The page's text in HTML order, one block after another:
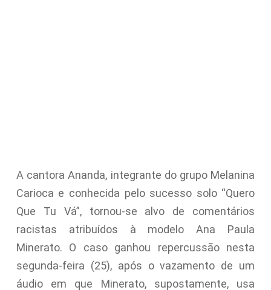
A cantora Ananda, integrante do grupo Melanina
Carioca e conhecida pelo sucesso solo “Quero
Que Tu Vá”, tornou-se alvo de comentários
racistas atribuídos à modelo Ana Paula
Minerato. O caso ganhou repercussão nesta
segunda-feira (25), após o vazamento de um
áudio em que Minerato, supostamente, usa